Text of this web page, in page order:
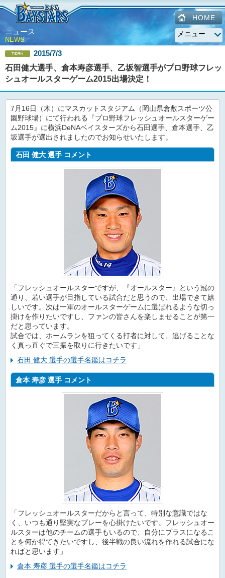
HOME
ニュース
NEWS
2015/7/3
石田健大選手、倉本寿彦選手、乙坂智選手がプロ野球フレッ
シュオールスターゲーム2015出場決定！
7月16日（木）にマスカットスタジアム（岡山県倉敷スポーツ公
園野球場）にて行われる『プロ野球フレッシュオールスターゲー
ム2015』に横浜DeNAベイスターズから石田選手、倉本選手、乙
坂選手が選出されましたのでお知らせいたします。
石田 健大 選手 コメント
「フレッシュオールスターですが、『オールスター』という冠の
通り、若い選手が目指している試合だと思うので、出場できて嬉
しいです。次は一軍のオールスターゲームに選ばれるような切っ
掛けを作りたいですし、ファンの皆さんを楽しませることが第一
だと思っています。
試合では、ホームランを狙ってくる打者に対して、逃げることな
く真っ直ぐで三振を取りに行きたいです」
石田 健大 選手の選手名鑑はコチラ
倉本 寿彦 選手 コメント
「フレッシュオールスターだからと言って、特別な意識ではな
く、いつも通り堅実なプレーを心掛けたいです。フレッシュオー
ルスターは他のチームの選手もいるので、自分にプラスになるこ
とを何か得てきたいですし、後半戦の良い流れを作れる試合にな
ればと思います」
倉本 寿彦 選手の選手名鑑はコチラ